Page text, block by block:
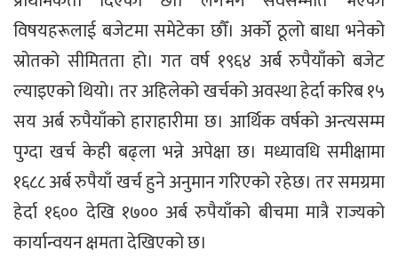
विषयहरूलाई बजेटमा समेटेका छौँ। अर्को ठूलो बाधा भनेको
स्रोतको सीमितता हो। गत वर्ष १९६४ अर्ब रुपैयाँको बजेट
ल्याइएको थियो। तर अहिलेको खर्चको अवस्था हेर्दा करिब १५
सय अर्ब रुपैयाँको हाराहारीमा छ। आर्थिक वर्षको अन्त्यसम्म
पुग्दा खर्च केही बढ्ला भन्ने अपेक्षा छ। मध्यावधि समीक्षामा
१६८८ अर्ब रुपैयाँ खर्च हुने अनुमान गरिएको रहेछ। तर समग्रमा
हेर्दा १६०० देखि १७०० अर्ब रुपैयाँको बीचमा मात्रै राज्यको
कार्यान्वयन क्षमता देखिएको छ।